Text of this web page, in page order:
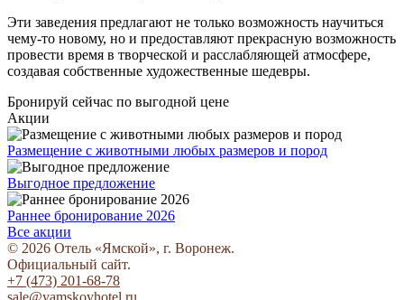
Эти заведения предлагают не только возможность научиться
чему-то новому, но и предоставляют прекрасную возможность
провести время в творческой и расслабляющей атмосфере,
создавая собственные художественные шедевры.
Бронируй сейчас по выгодной цене
Акции
Размещение с животными любых размеров и пород
Выгодное предложение
Раннее бронирование 2026
Все акции
© 2026 Отель «Ямской», г. Воронеж.
Официальный сайт.
+7 (473) 201-68-78
sale@yamskoyhotel.ru